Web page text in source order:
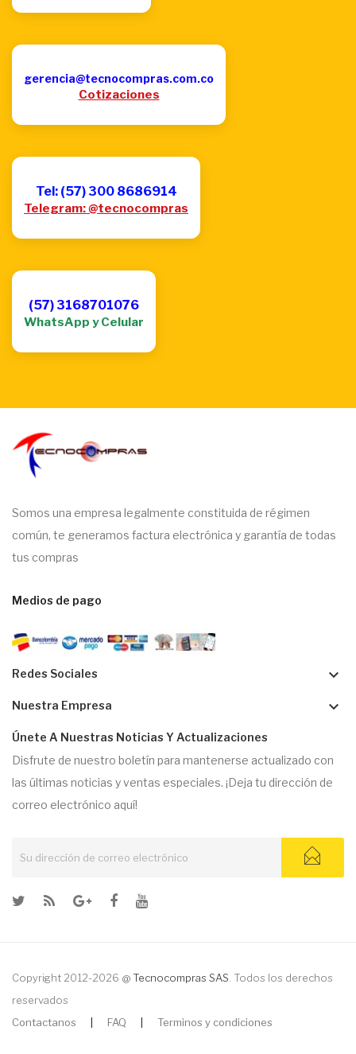
gerencia@tecnocompras.com.co
Cotizaciones
Tel: (57) 300 8686914
Telegram: @tecnocompras
(57) 3168701076
WhatsApp y Celular
Somos una empresa legalmente constituida de régimen
común, te generamos factura electrónica y garantía de todas
tus compras
Medios de pago
Redes Sociales keyboard_arrow_down
Nuestra Empresa keyboard_arrow_down
Únete A Nuestras Noticias Y Actualizaciones
Disfrute de nuestro boletín para mantenerse actualizado con
las últimas noticias y ventas especiales. ¡Deja tu dirección de
correo electrónico aquí!
Copyright 2012-2026 @ Tecnocompras SAS . Todos los derechos
reservados
Contactanos
FAQ Terminos y condiciones